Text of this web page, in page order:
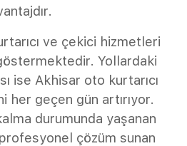
ve çekici hizmetleri
Yollardaki
ise Akhisar oto kurtarıcı
her geçen gün artırıyor.
durumunda yaşanan
çözüm sunan